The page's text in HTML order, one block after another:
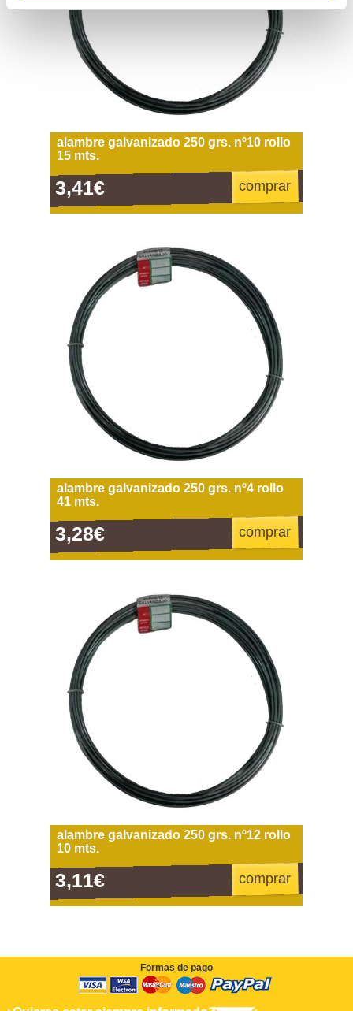
alambre galvanizado 250 grs. nº10 rollo
15 mts.
3,41€ comprar
alambre galvanizado 250 grs. nº4 rollo
41 mts.
3,28€ comprar
alambre galvanizado 250 grs. nº12 rollo
10 mts.
3,11€ comprar
Formas de pago